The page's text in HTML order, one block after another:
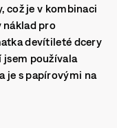
což je v kombinaci
náklad pro
devítileté dcery
používala
je s papírovými na